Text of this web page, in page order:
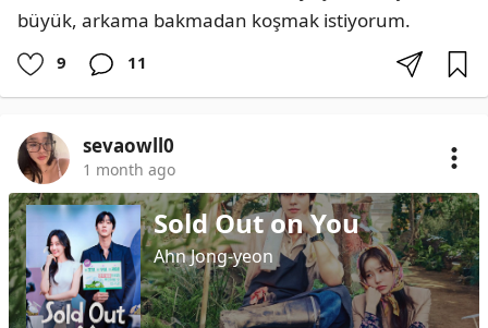
büyük, arkama bakmadan koşmak istiyorum.
9 11
sevaowll0
1 month ago
Sold Out on You
Ahn Jong-yeon